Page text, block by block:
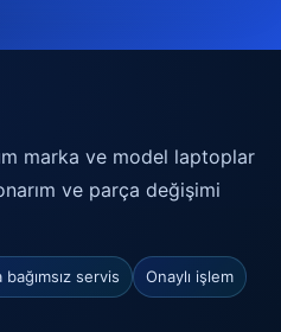
marka ve model laptoplar
ve parça değişimi
bağımsız servis Onaylı işlem